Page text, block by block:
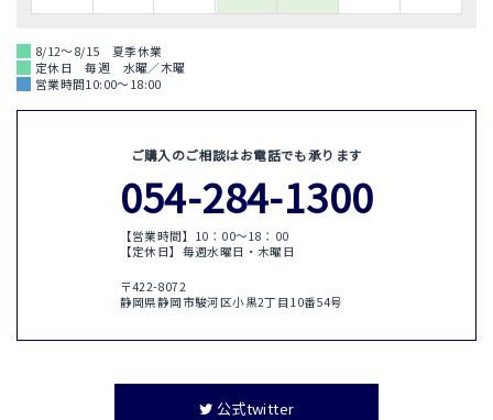
8/12～8/15 夏季休業
定休日 毎週 水曜／木曜
営業時間10:00～18:00
ご購入のご相談はお電話でも承ります
054-284-1300
【営業時間】10：00〜18：00
【定休日】毎週水曜日・木曜日
〒422-8072
静岡県静岡市駿河区小黒2丁目10番54号
公式twitter